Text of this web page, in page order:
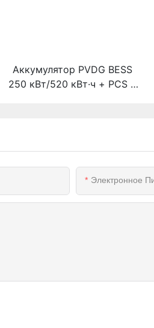
Аккумулятор PVDG BESS
250 кВт/520 кВт·ч + PCS +
Электронное